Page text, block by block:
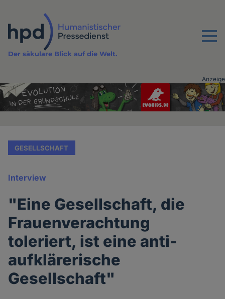
Inhalt
Menu
Der säkulare Blick auf die Welt.
Advertising
vor
Anzeige
GESELLSCHAFT
Interview
"Eine Gesellschaft, die
Frauenverachtung
toleriert, ist eine anti-
aufklärerische
Gesellschaft"